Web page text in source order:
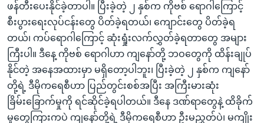
ဖန်တီးပေးနိုင်ခဲ့တာပါ။ ပြီးခဲ့တဲ့ ၂ နှစ်က ကိုဗစ် ရောဂါကြောင့်
စီးပွားရေးလုပ်ငန်းတွေ ပိတ်ခဲ့ရတယ်၊ ကျောင်းတွေ ပိတ်ခဲ့ရ
တယ်၊ ကပ်ရောဂါကြောင့် ဆုံးရှုံးလက်လွှတ်ခဲ့ရတာတွေ အများ
ကြီးပါ။ ဒီနေ့ ကိုဗစ် ရောဂါဟာ ကျနော်တို့ ဘဝတွေကို ထိန်းချုပ်
နိုင်တဲ့ အနေအထားမှာ မရှိတော့ပါဘူး၊ ပြီးခဲ့တဲ့ ၂ နှစ်က ကျနော်
တို့ရဲ့ ဒီမိုကရေစီဟာ ပြည်တွင်းစစ်အပြီး အကြီးမားဆုံး
ခြိမ်းခြောက်မှုကို ရင်ဆိုင်ခဲ့ရပါတယ်။ ဒီနေ ဒဏ်ရာတွေနဲ့ ထိခိုက်
မှုတွေကြားကပဲ ကျနော်တို့ရဲ့ ဒီမိုကရေစီဟာ ဦးမညွှတ်ပဲ၊ မကျိုး